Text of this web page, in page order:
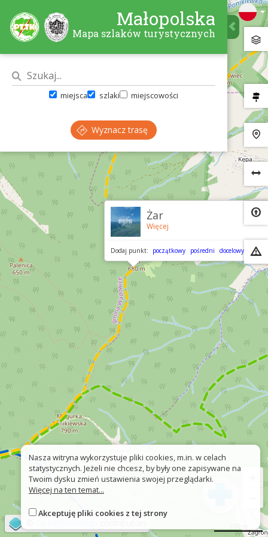
Żar
Więcej
Dodaj punkt: początkowy pośredni docelowy
Małopolska
Mapa szlaków turystycznych
miejsca szlaki miejscowości
Wyznacz trasę
Nasza witryna wykorzystuje pliki cookies, m.in. w celach
statystycznych. Jeżeli nie chcesz, by były one zapisywane na
Twoim dysku zmień ustawienia swojej przeglądarki.
Więcej na ten temat...
Akceptuję pliki cookies z tej strony